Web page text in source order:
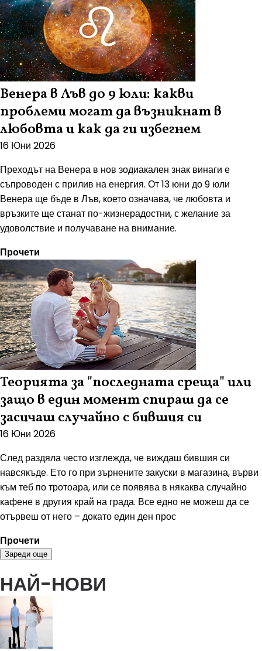
Венера в Лъв до 9 юли: какви
проблеми могат да възникнат в
любовта и как да ги избегнем
16 Юни 2026
Преходът на Венера в нов зодиакален знак винаги е
съпроводен с прилив на енергия. От 13 юни до 9 юли
Венера ще бъде в Лъв, което означава, че любовта и
връзките ще станат по-жизнерадостни, с желание за
удоволствие и получаване на внимание.
Прочети
Теорията за "последната среща" или
защо в един момент спираш да се
засичаш случайно с бившия си
16 Юни 2026
След раздяла често изглежда, че виждаш бившия си
навсякъде. Ето го при зърнените закуски в магазина, върви
към теб по тротоара, или се появява в някаква случайно
кафене в другия край на града. Все едно не можеш да се
отървеш от него – докато един ден прос
Прочети
Зареди още
НАЙ-НОВИ